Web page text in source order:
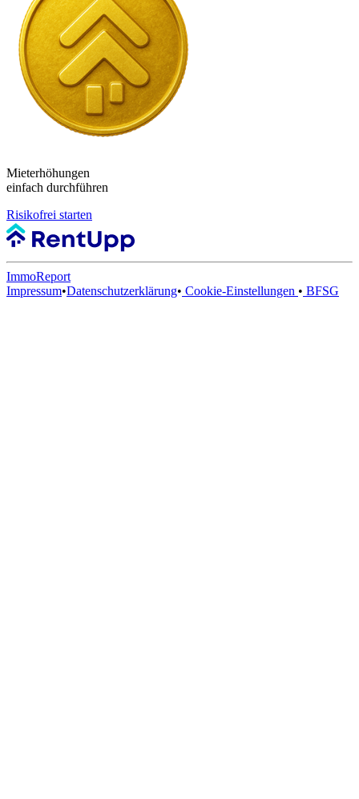
Mieterhöhungen
einfach durchführen
Risikofrei starten
ImmoReport
Impressum•Datenschutzerklärung• Cookie-Einstellungen • BFSG